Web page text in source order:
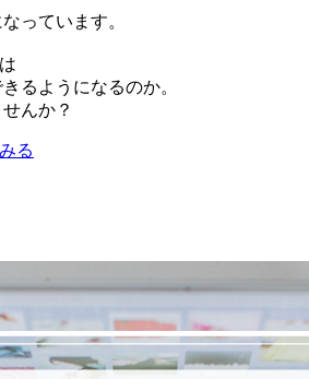
っています。
るようになるのか。
んか？
る